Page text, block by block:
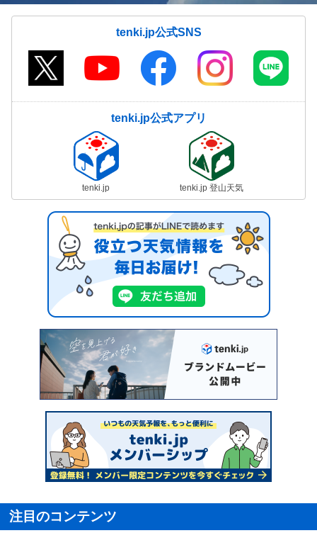
tenki.jp公式SNS
tenki.jp公式アプリ
tenki.jp tenki.jp 登山天気
注目のコンテンツ